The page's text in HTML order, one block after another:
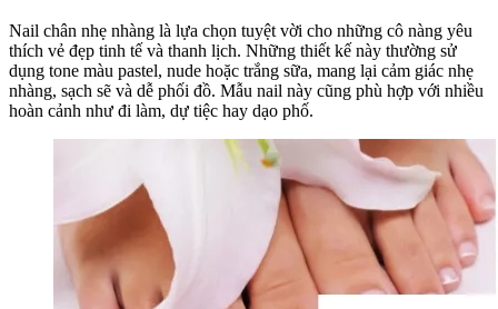
Nail chân nhẹ nhàng là lựa chọn tuyệt vời cho những cô nàng yêu
thích vẻ đẹp tinh tế và thanh lịch. Những thiết kế này thường sử
dụng tone màu pastel, nude hoặc trắng sữa, mang lại cảm giác nhẹ
nhàng, sạch sẽ và dễ phối đồ. Mẫu nail này cũng phù hợp với nhiều
hoàn cảnh như đi làm, dự tiệc hay dạo phố.